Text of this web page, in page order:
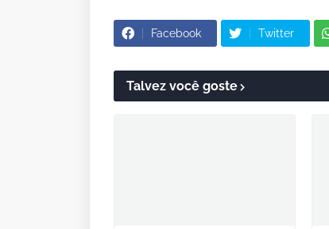
Facebook Twitter
Talvez você goste